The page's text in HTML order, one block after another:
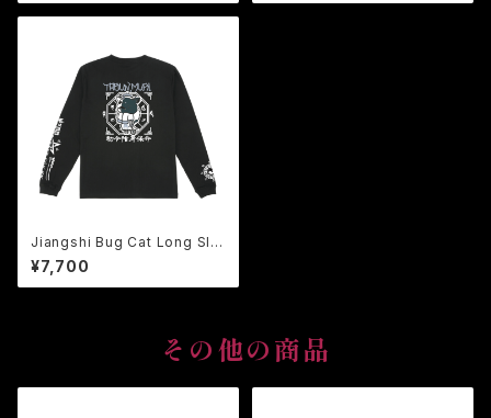
Jiangshi Bug Cat Long Sle
eve Tee【キョンシー バグ猫
ロンTee】鬼危怪會 Tシャツ
¥7,700
その他の商品